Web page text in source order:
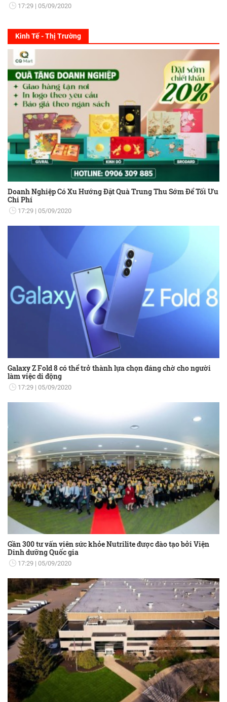
17:29 05/09/2020
Kinh Tế - Thị Trường
Doanh Nghiệp Có Xu Hướng Đặt Quà Trung Thu Sớm Để Tối Ưu
Chi Phí
17:29 05/09/2020
Galaxy Z Fold 8 có thể trở thành lựa chọn đáng chờ cho người
làm việc di động
17:29 05/09/2020
Gần 300 tư vấn viên sức khỏe Nutrilite được đào tạo bởi Viện
Dinh dưỡng Quốc gia
17:29 05/09/2020